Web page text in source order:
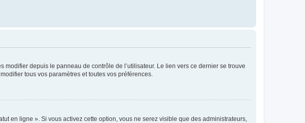
depuis le panneau de contrôle de l’utilisateur. Le lien vers ce dernier se trouve
tous vos paramètres et toutes vos préférences.
en ligne ». Si vous activez cette option, vous ne serez visible que des administrateurs,